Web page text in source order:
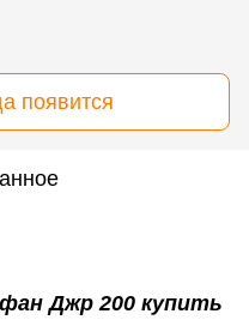
появится
Джр 200 купить